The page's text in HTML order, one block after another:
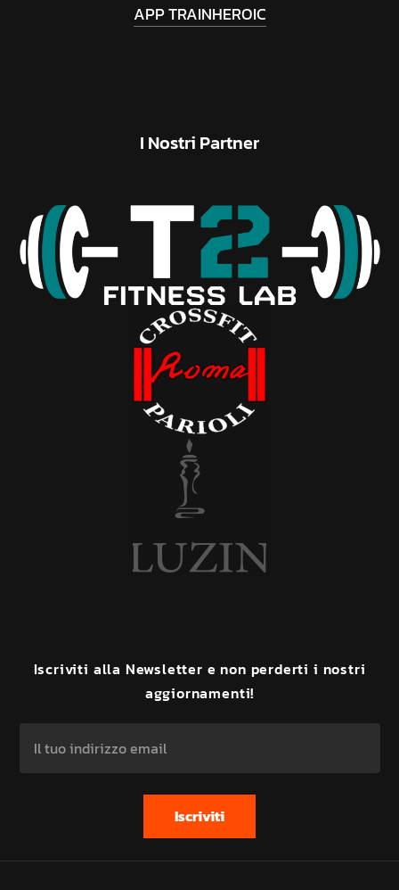
APP TRAINHEROIC
I Nostri Partner
Iscriviti alla Newsletter e non perderti i nostri
aggiornamenti!